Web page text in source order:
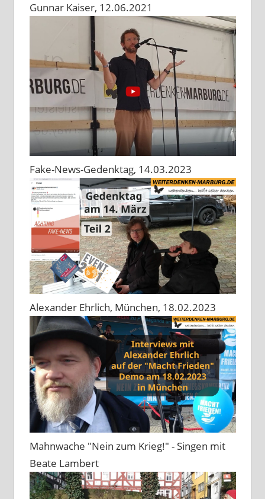
Gunnar Kaiser, 12.06.2021
Fake-News-Gedenktag, 14.03.2023
Alexander Ehrlich, München, 18.02.2023
Mahnwache "Nein zum Krieg!" - Singen mit
Beate Lambert